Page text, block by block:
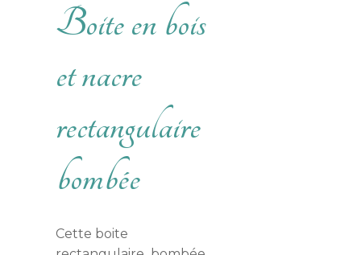
Boite en bois
et nacre
rectangulaire
bombée
Cette boite